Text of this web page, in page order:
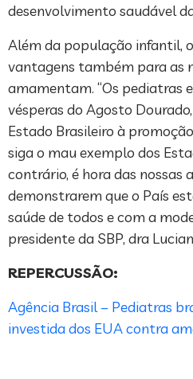
desenvolvimento saudável
Além da população infantil,
vantagens também para as
amamentam. “Os pediatras
vésperas do Agosto
Estado Brasileiro à
siga o mau exemplo dos
contrário, é hora das nossas
demonstrarem que o País
saúde de todos e com a
presidente da SBP, dra
REPERCUSSÃO:
Agência Brasil – Pediatras
investida dos EUA contra